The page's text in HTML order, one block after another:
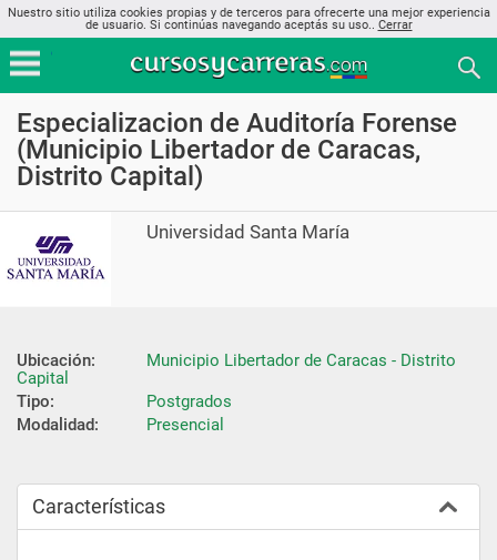
Nuestro sitio utiliza cookies propias y de terceros para ofrecerte una mejor experiencia
de usuario. Si continúas navegando aceptás su uso.. Cerrar
Especializacion de Auditoría Forense
(Municipio Libertador de Caracas,
Distrito Capital)
Universidad Santa María
Ubicación:
Municipio Libertador de Caracas - Distrito
Capital
Tipo:
Postgrados
Modalidad:
Presencial
Características